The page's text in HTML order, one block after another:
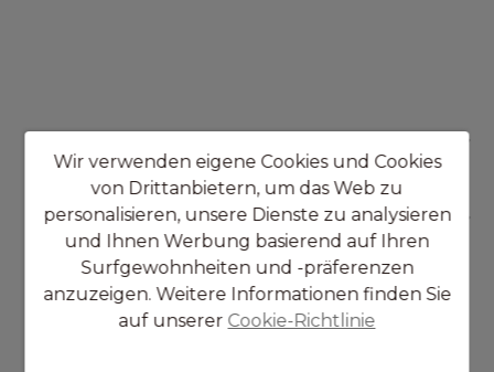
NAVIGATION
Wir verwenden eigene Cookies und Cookies
von Drittanbietern, um das Web zu
personalisieren, unsere Dienste zu analysieren
und Ihnen Werbung basierend auf Ihren
Surfgewohnheiten und -präferenzen
anzuzeigen. Weitere Informationen finden Sie
auf unserer Cookie-Richtlinie